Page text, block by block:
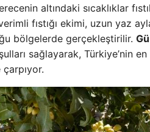
altındaki sıcaklıklar
fıstığı ekimi, uzun yaz
bölgelerde gerçekleştirilir.
sağlayarak, Türkiye’nin